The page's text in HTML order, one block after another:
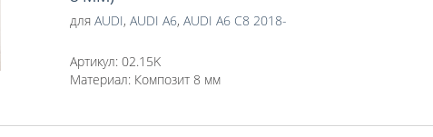
для AUDI, AUDI A6, AUDI A6 C8 2018-
Артикул: 02.15K
Материал: Композит 8 мм